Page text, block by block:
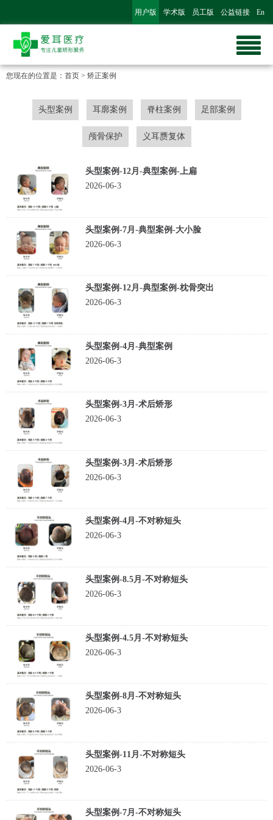
用户版 学术版 员工版 公益链接 En
您现在的位置是： 首页 > 矫正案例
头型案例 耳廓案例 脊柱案例 足部案例
颅骨保护 义耳赝复体
头型案例-12月-典型案例-上扁
2026-06-3
头型案例-7月-典型案例-大小脸
2026-06-3
头型案例-12月-典型案例-枕骨突出
2026-06-3
头型案例-4月-典型案例
2026-06-3
头型案例-3月-术后矫形
2026-06-3
头型案例-3月-术后矫形
2026-06-3
头型案例-4月-不对称短头
2026-06-3
头型案例-8.5月-不对称短头
2026-06-3
头型案例-4.5月-不对称短头
2026-06-3
头型案例-8月-不对称短头
2026-06-3
头型案例-11月-不对称短头
2026-06-3
头型案例-7月-不对称短头